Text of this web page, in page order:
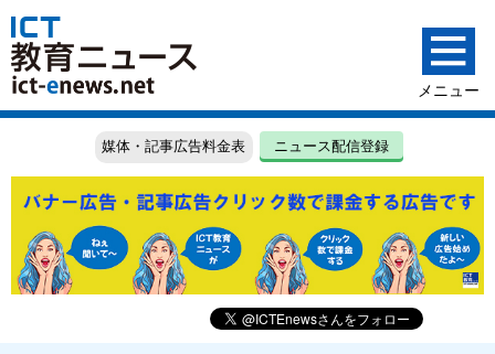
媒体・記事広告料金表 ニュース配信登録